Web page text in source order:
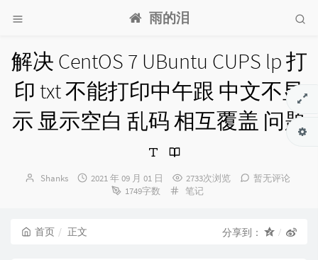
雨的泪
解决 CentOS 7 UBuntu CUPS lp 打
印 txt 不能打印中午跟 中文不显
示 显示空白 乱码 相互覆盖 问题
博
Shanks
发
2021 年 09 月 01 日 2733次浏览
暂无评论
1749字数
分
笔记
首页 正文 分享到：